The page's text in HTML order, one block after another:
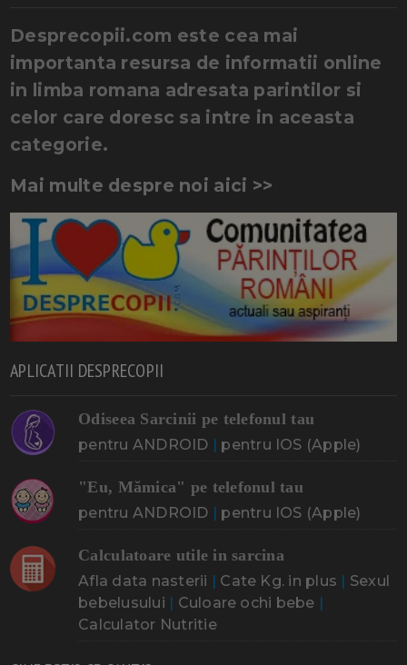
Desprecopii.com este cea mai
importanta resursa de informatii online
in limba romana adresata parintilor si
celor care doresc sa intre in aceasta
categorie.
Mai multe despre noi aici >>
APLICATII DESPRECOPII
Odiseea Sarcinii pe telefonul tau
pentru ANDROID | pentru IOS (Apple)
"Eu, Mămica" pe telefonul tau
pentru ANDROID | pentru IOS (Apple)
Calculatoare utile in sarcina
Afla data nasterii | Cate Kg. in plus | Sexul
bebelusului | Culoare ochi bebe |
Calculator Nutritie